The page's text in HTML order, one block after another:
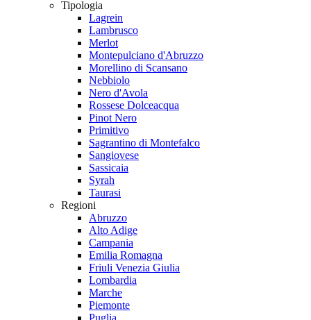
Tipologia
Lagrein
Lambrusco
Merlot
Montepulciano d'Abruzzo
Morellino di Scansano
Nebbiolo
Nero d'Avola
Rossese Dolceacqua
Pinot Nero
Primitivo
Sagrantino di Montefalco
Sangiovese
Sassicaia
Syrah
Taurasi
Regioni
Abruzzo
Alto Adige
Campania
Emilia Romagna
Friuli Venezia Giulia
Lombardia
Marche
Piemonte